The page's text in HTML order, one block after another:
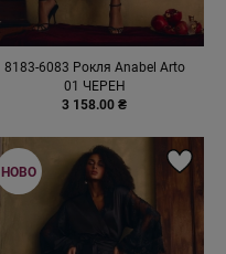
8183-6083 Рокля Anabel Arto
01 ЧЕРЕН
3 158.00 ₴
НОВО